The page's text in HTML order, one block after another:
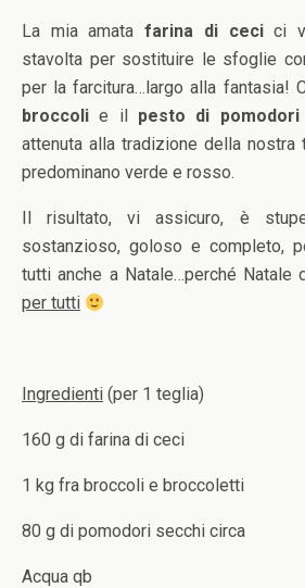
La mia amatafarina di cecici
stavolta per sostituire le sfoglie
per la farcitura…largo alla fantasia!
broccoli e il pesto di
attenuta alla tradizione della nostra
predominano verde e rosso.
Il risultato, vi assicuro, è
sostanzioso, goloso e completo,
tutti anche a Natale…perché Natale
per tutti
Ingredienti (per 1 teglia)
160 g di farina di ceci
1 kg fra broccoli e broccoletti
80 g di pomodori secchi circa
Acqua qb